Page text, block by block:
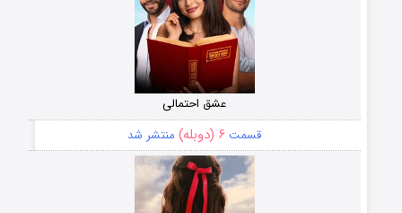
عشق احتمالی
قسمت ۶ (دوبله) منتشر شد